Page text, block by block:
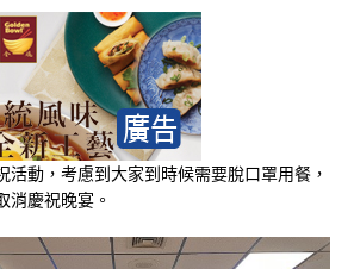
活動，考慮到大家到時候需要脫口罩用餐，
消慶祝晚宴。